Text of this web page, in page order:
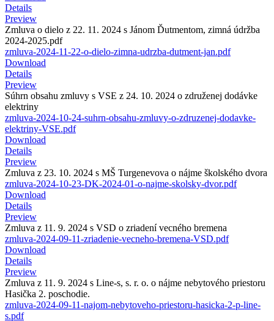
Details
Preview
Zmluva o dielo z 22. 11. 2024 s Jánom Ďutmentom, zimná údržba
2024-2025.pdf
zmluva-2024-11-22-o-dielo-zimna-udrzba-dutment-jan.pdf
Download
Details
Preview
Súhrn obsahu zmluvy s VSE z 24. 10. 2024 o združenej dodávke
elektriny
zmluva-2024-10-24-suhrn-obsahu-zmluvy-o-zdruzenej-dodavke-
elektriny-VSE.pdf
Download
Details
Preview
Zmluva z 23. 10. 2024 s MŠ Turgenevova o nájme školského dvora
zmluva-2024-10-23-DK-2024-01-o-najme-skolsky-dvor.pdf
Download
Details
Preview
Zmluva z 11. 9. 2024 s VSD o zriadení vecného bremena
zmluva-2024-09-11-zriadenie-vecneho-bremena-VSD.pdf
Download
Details
Preview
Zmluva z 11. 9. 2024 s Line-s, s. r. o. o nájme nebytového priestoru
Hasička 2. poschodie.
zmluva-2024-09-11-najom-nebytoveho-priestoru-hasicka-2-p-line-
s.pdf